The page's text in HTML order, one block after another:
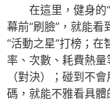
在這里，健身的
幕前“刷臉”，就能
“活動之星”打榜；
率、次數、耗費熱
（對決）；碰到不
碼，就能不雅看具